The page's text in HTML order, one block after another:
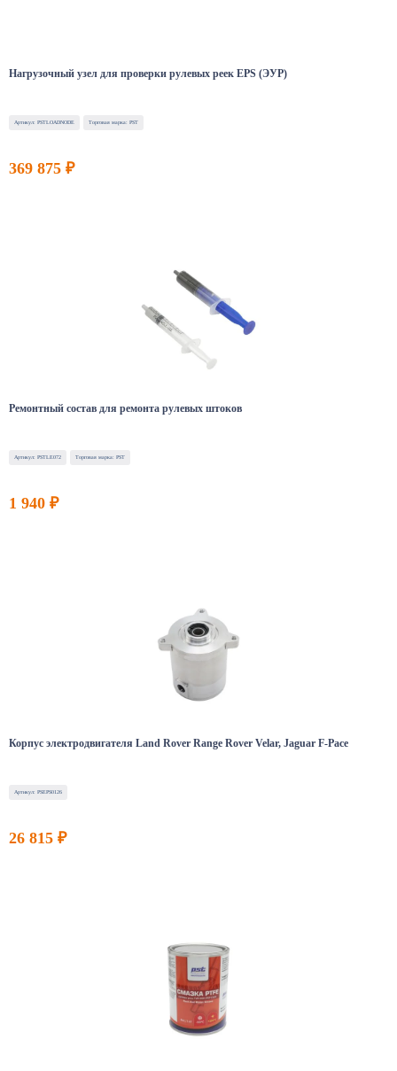
Нагрузочный узел для проверки рулевых реек EPS (ЭУР)
Артикул: PSTLOADNODE Торговая марка: PST
369 875 ₽
Ремонтный состав для ремонта рулевых штоков
Артикул: PSTLE072 Торговая марка: PST
1 940 ₽
Корпус электродвигателя Land Rover Range Rover Velar, Jaguar F-Pace
Артикул: PSEPS0126
26 815 ₽